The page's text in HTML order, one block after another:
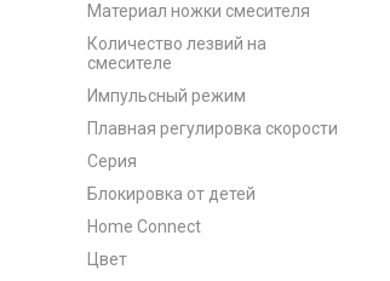
Материал ножки смесителя
Количество лезвий на
смесителе
Импульсный режим
Плавная регулировка скорости
Серия
Блокировка от детей
Home Connect
Цвет